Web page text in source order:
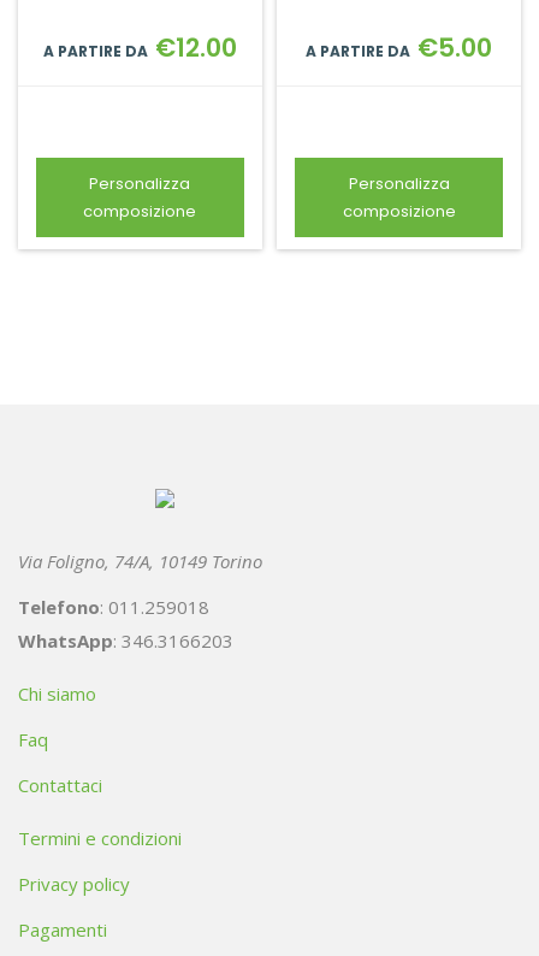
A PARTIRE DA €12.00
Personalizza
composizione
A PARTIRE DA €5.00
Personalizza
composizione
Via Foligno, 74/A, 10149 Torino
Telefono: 011.259018
WhatsApp: 346.3166203
Chi siamo
Faq
Contattaci
Termini e condizioni
Privacy policy
Pagamenti